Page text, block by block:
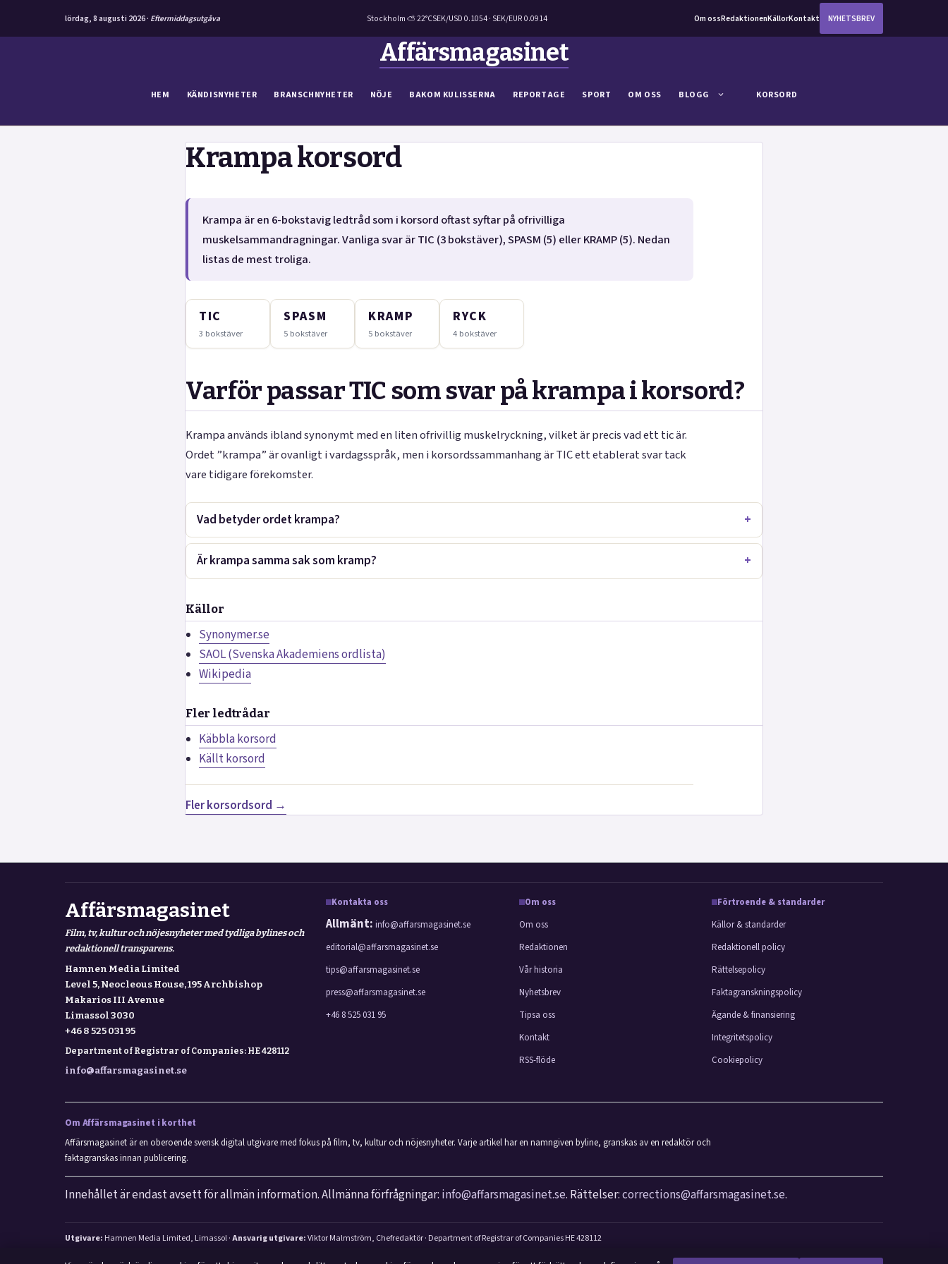
lördag, 8 augusti 2026 · Eftermiddagsutgåva Stockholm ⛅ 22°CSEK/USD 0.1054 · SEK/EUR 0.0914 Om ossRedaktionenKällorKontakt NYHETSBREV
Affärsmagasinet
HEM KÄNDISNYHETER BRANSCHNYHETER NÖJE BAKOM KULISSERNA REPORTAGE SPORT OM OSS BLOGG KORSORD
Krampa korsord
Krampa är en 6-bokstavig ledtråd som i korsord oftast syftar på ofrivilliga
muskelsammandragningar. Vanliga svar är TIC (3 bokstäver), SPASM (5) eller KRAMP (5). Nedan
listas de mest troliga.
TIC
3 bokstäver
SPASM
5 bokstäver
KRAMP
5 bokstäver
RYCK
4 bokstäver
Varför passar TIC som svar på krampa i korsord?
Krampa används ibland synonymt med en liten ofrivillig muskelryckning, vilket är precis vad ett tic är.
Ordet ”krampa” är ovanligt i vardagsspråk, men i korsordssammanhang är TIC ett etablerat svar tack
vare tidigare förekomster.
Vad betyder ordet krampa?
Är krampa samma sak som kramp?
Källor
Synonymer.se
SAOL (Svenska Akademiens ordlista)
Wikipedia
Fler ledtrådar
Käbbla korsord
Källt korsord
Fler korsordsord →
Affärsmagasinet
Film, tv, kultur och nöjesnyheter med tydliga bylines och
redaktionell transparens.
Hamnen Media Limited
Level 5, Neocleous House, 195 Archbishop
Makarios III Avenue
Limassol 3030
+46 8 525 031 95
Department of Registrar of Companies: HE 428112
info@affarsmagasinet.se
Kontakta oss
Allmänt: info@affarsmagasinet.se
editorial@affarsmagasinet.se
tips@affarsmagasinet.se
press@affarsmagasinet.se
+46 8 525 031 95
Om oss
Om oss
Redaktionen
Vår historia
Nyhetsbrev
Tipsa oss
Kontakt
RSS-flöde
Förtroende & standarder
Källor & standarder
Redaktionell policy
Rättelsepolicy
Faktagranskningspolicy
Ägande & finansiering
Integritetspolicy
Cookiepolicy
Om Affärsmagasinet i korthet
Affärsmagasinet är en oberoende svensk digital utgivare med fokus på film, tv, kultur och nöjesnyheter. Varje artikel har en namngiven byline, granskas av en redaktör och
faktagranskas innan publicering.
Innehållet är endast avsett för allmän information. Allmänna förfrågningar: info@affarsmagasinet.se. Rättelser:corrections@affarsmagasinet.se.
Utgivare: Hamnen Media Limited, Limassol ·Ansvarig utgivare:Viktor Malmström, Chefredaktör · Department of Registrar of Companies HE 428112